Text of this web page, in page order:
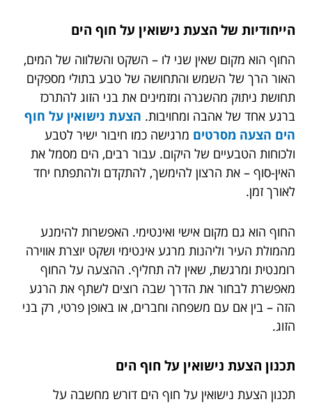
הייחודיות של הצעת נישואין על חוף הים
החוף הוא מקום שאין שני לו – השקט והשלווה של המים,
האור הרך של השמש והתחושה של טבע בתולי מספקים
תחושת ניתוק מהשגרה ומזמינים את בני הזוג להתרכז
ברגע אחד של אהבה ומחויבות. הצעת נישואין על חוף
הים הצעה מסרטים מרגישה כמו חיבור ישיר לטבע
ולכוחות הטבעיים של היקום. עבור רבים, הים מסמל את
האין-סוף – את הרצון להימשך, להתקדם ולהתפתח יחד
לאורך זמן.
החוף הוא גם מקום אישי ואינטימי. האפשרות להימנע
מהמולת העיר וליהנות מרגע אינטימי ושקט יוצרת אווירה
רומנטית ומרגשת, שאין לה תחליף. ההצעה על החוף
מאפשרת לבחור את הדרך שבה רוצים לשתף את הרגע
הזה – בין אם עם משפחה וחברים, או באופן פרטי, רק בני
הזוג.
תכנון הצעת נישואין על חוף הים
תכנון הצעת נישואין על חוף הים דורש מחשבה על